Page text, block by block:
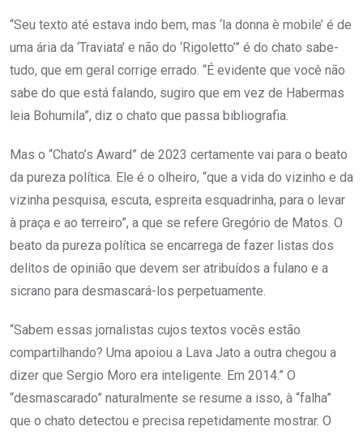
“Seu texto até estava indo bem, mas ‘la donna è mobile’ é de
uma ária da ‘Traviata’ e não do ‘Rigoletto’” é do chato sabe-
tudo, que em geral corrige errado. “É evidente que você não
sabe do que está falando, sugiro que em vez de Habermas
leia Bohumila”, diz o chato que passa bibliografia.
Mas o “Chato’s Award” de 2023 certamente vai para o beato
da pureza política. Ele é o olheiro, “que a vida do vizinho e da
vizinha pesquisa, escuta, espreita esquadrinha, para o levar
à praça e ao terreiro”, a que se refere Gregório de Matos. O
beato da pureza política se encarrega de fazer listas dos
delitos de opinião que devem ser atribuídos a fulano e a
sicrano para desmascará-los perpetuamente.
“Sabem essas jornalistas cujos textos vocês estão
compartilhando? Uma apoiou a Lava Jato a outra chegou a
dizer que Sergio Moro era inteligente. Em 2014.” O
“desmascarado” naturalmente se resume a isso, à “falha”
que o chato detectou e precisa repetidamente mostrar. O